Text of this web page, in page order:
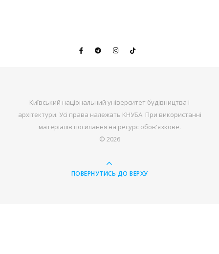
Київський національний університет будівництва і
архітектури. Усі права належать КНУБА. При використанні
матеріалів посилання на ресурс обов'язкове.
© 2026
ПОВЕРНУТИСЬ ДО ВЕРХУ